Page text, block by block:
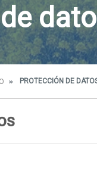
PROTECCIÓN DE